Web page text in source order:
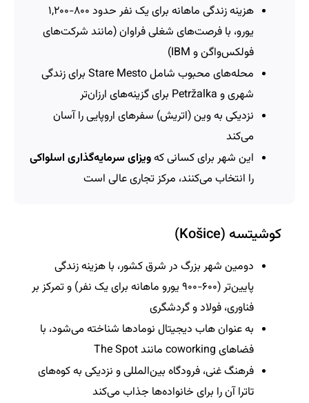
هزینه زندگی ماهانه برای یک نفر حدود ۸۰۰-۱,۲۰۰
یورو، با فرصت‌های شغلی فراوان (مانند شرکت‌های
فولکس‌واگن و IBM)
محله‌های محبوب شامل Stare Mesto برای زندگی
شهری و Petržalka برای گزینه‌های ارزان‌تر
نزدیکی به وین (اتریش) سفرهای اروپایی را آسان
می‌کند
این شهر برای کسانی کهویزای سرمایه‌گذاری اسلواکی
را انتخاب می‌کنند، مرکز تجاری عالی است
کوشیتسه (Košice)
دومین شهر بزرگ در شرق کشور، با هزینه زندگی
پایین‌تر (۶۰۰-۹۰۰ یورو ماهانه برای یک نفر) و تمرکز بر
فناوری، فولاد و گردشگری
به عنوان هاب دیجیتال نومادها شناخته می‌شود، با
فضاهای coworking مانند The Spot
فرهنگ غنی، فرودگاه بین‌المللی و نزدیکی به کوه‌های
تاترا آن را برای خانواده‌ها جذاب می‌کند